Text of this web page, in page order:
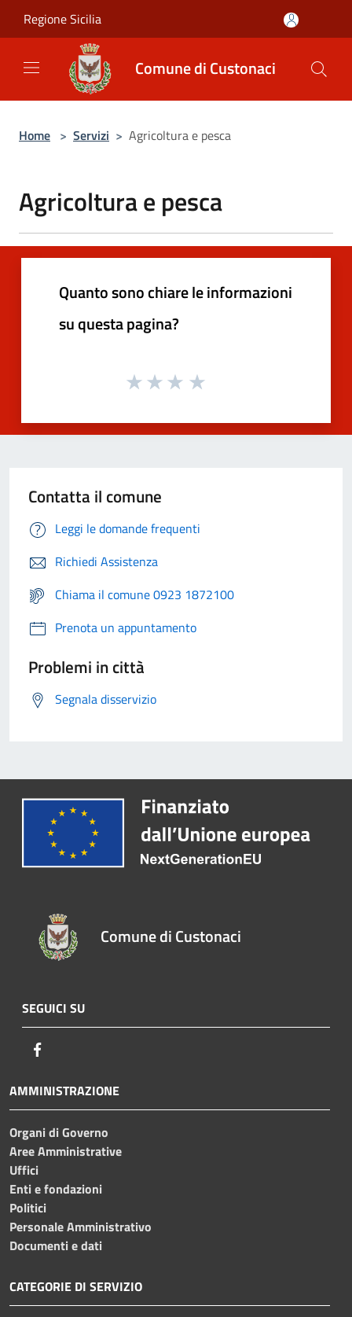
Regione Sicilia
Comune di Custonaci
Home > Servizi > Agricoltura e pesca
Agricoltura e pesca
Quanto sono chiare le informazioni
su questa pagina?
Contatta il comune
Leggi le domande frequenti
Richiedi Assistenza
Chiama il comune 0923 1872100
Prenota un appuntamento
Problemi in città
Segnala disservizio
Comune di Custonaci
SEGUICI SU
AMMINISTRAZIONE
Organi di Governo
Aree Amministrative
Uffici
Enti e fondazioni
Politici
Personale Amministrativo
Documenti e dati
CATEGORIE DI SERVIZIO